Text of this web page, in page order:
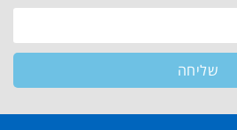
שליחה